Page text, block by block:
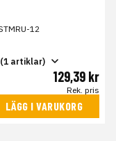
12
artiklar)
129,39 kr
Rek. pris
LÄGG I VARUKORG